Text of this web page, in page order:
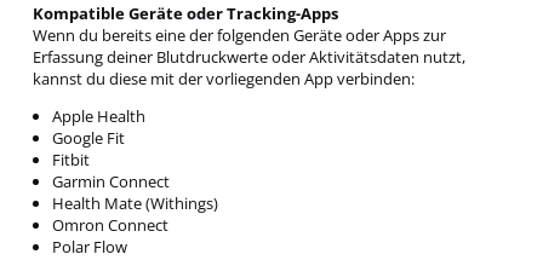
Kompatible Geräte oder Tracking-Apps
Wenn du bereits eine der folgenden Geräte oder Apps zur
Erfassung deiner Blutdruckwerte oder Aktivitätsdaten nutzt,
kannst du diese mit der vorliegenden App verbinden:
Apple Health
Google Fit
Fitbit
Garmin Connect
Health Mate (Withings)
Omron Connect
Polar Flow